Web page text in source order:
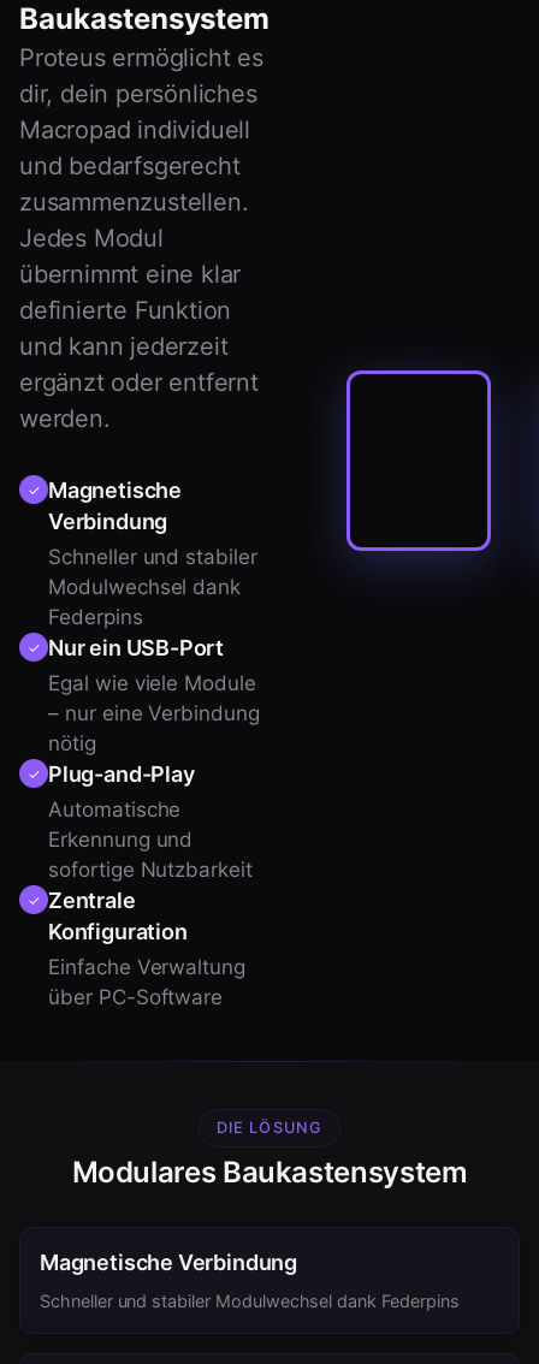
Baukastensystem
Proteus ermöglicht es
dir, dein persönliches
Macropad individuell
und bedarfsgerecht
zusammenzustellen.
Jedes Modul
übernimmt eine klar
definierte Funktion
und kann jederzeit
ergänzt oder entfernt
werden.
✓ Magnetische
Verbindung
Schneller und stabiler
Modulwechsel dank
Federpins
✓ Nur ein USB-Port
Egal wie viele Module
– nur eine Verbindung
nötig
✓ Plug-and-Play
Automatische
Erkennung und
sofortige Nutzbarkeit
✓ Zentrale
Konfiguration
Einfache Verwaltung
über PC-Software
DIE LÖSUNG
Modulares Baukastensystem
Magnetische Verbindung
Schneller und stabiler Modulwechsel dank Federpins